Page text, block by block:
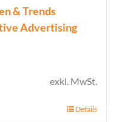
& Trends
Advertising
exkl. MwSt.
Details